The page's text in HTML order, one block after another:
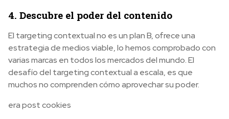
4. Descubre el poder del contenido
El targeting contextual no es un plan B, ofrece una
estrategia de medios viable, lo hemos comprobado con
varias marcas en todos los mercados del mundo. El
desafío del targeting contextual a escala, es que
muchos no comprenden cómo aprovechar su poder.
era post cookies